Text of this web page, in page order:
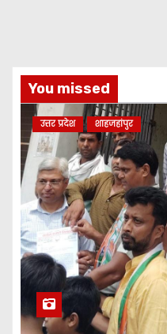
You missed
उत्तर प्रदेश शाहजहांपुर